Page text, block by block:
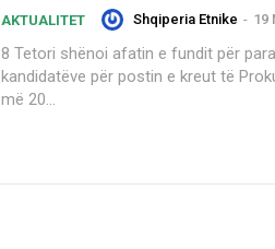
AKTUALITET Shqiperia Etnike - 19
8 Tetori shënoi afatin e fundit për
kandidatëve për postin e kreut të
më 20...